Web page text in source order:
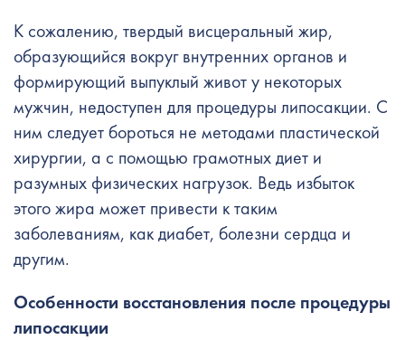
К сожалению, твердый висцеральный жир,
образующийся вокруг внутренних органов и
формирующий выпуклый живот у некоторых
мужчин, недоступен для процедуры липосакции. С
ним следует бороться не методами пластической
хирургии, а с помощью грамотных диет и
разумных физических нагрузок. Ведь избыток
этого жира может привести к таким
заболеваниям, как диабет, болезни сердца и
другим.
Особенности восстановления после процедуры
липосакции